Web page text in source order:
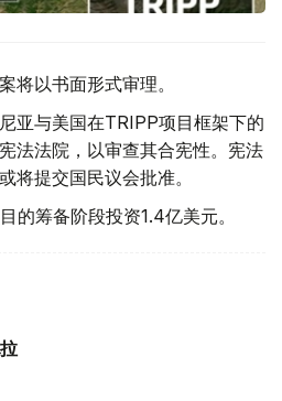
将以书面形式审理。
亚与美国在TRIPP项目框架下的
法法院，以审查其合宪性。宪法
将提交国民议会批准。
的筹备阶段投资1.4亿美元。